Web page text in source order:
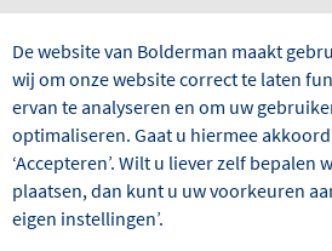
Wij hebben 1 reizen
Hongarije
De website van Bolderman maakt
wij om onze website correct te laten
ervan te analyseren en om uw
optimaliseren. Gaat u hiermee
‘Accepteren’. Wilt u liever zelf bepalen
plaatsen, dan kunt u uw voorkeuren
eigen instellingen’.